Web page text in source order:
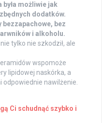
była możliwie jak
dodatków.
bezzapachowe, bez
i alkoholu.
tylko nie szkodził, ale
wspomoże
lipidowej naskórka, a
odpowiednie nawilżenie.
Ci schudnąć szybko i